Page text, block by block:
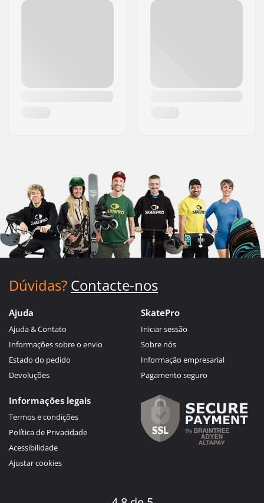
Dúvidas? Contacte-nos
Ajuda
Ajuda & Contato
Informações sobre o envio
Estado do pedido
Devoluções
SkatePro
Iniciar sessão
Sobre nós
Informação empresarial
Pagamento seguro
Informações legais
Termos e condições
Política de Privacidade
Acessibilidade
Ajustar cookies